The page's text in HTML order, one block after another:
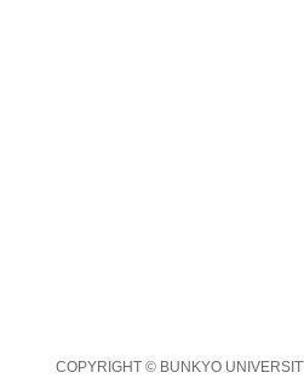
COPYRIGHT © BUNKYO